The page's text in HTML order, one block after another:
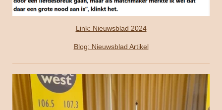
Link: Nieuwsblad 2024
Blog: Nieuwsblad Artikel